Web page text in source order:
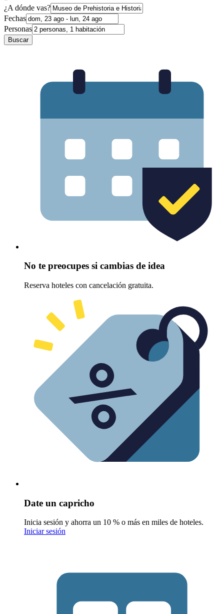
¿A dónde vas?
Fechas
Personas
Buscar
No te preocupes si cambias de idea
Reserva hoteles con cancelación gratuita.
Date un capricho
Inicia sesión y ahorra un 10 % o más en miles de hoteles.
Iniciar sesión